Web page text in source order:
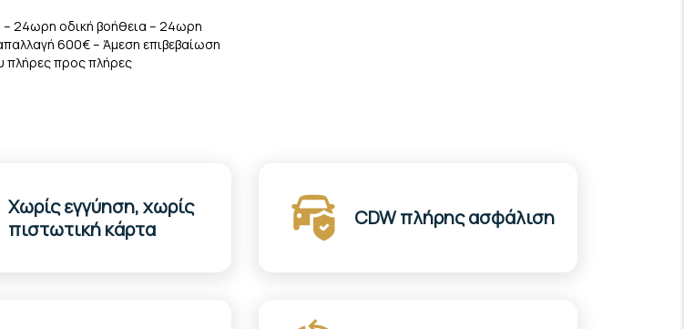
– 24ωρη οδική βοήθεια – 24ωρη
600€ – Άμεση επιβεβαίωση
πλήρες προς πλήρες
Χωρίς εγγύηση, χωρίς
πιστωτική κάρτα
CDW πλήρης ασφάλιση